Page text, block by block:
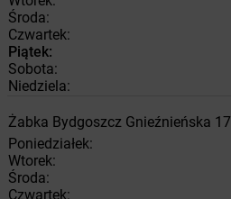
Środa:
Czwartek:
Piątek:
Sobota:
Niedziela:
Żabka Bydgoszcz Gnieźnieńska 17
Poniedziałek:
Wtorek:
Środa:
Czwartek: